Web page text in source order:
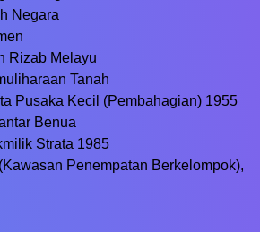
Negara
Rizab Melayu
Tanah
Pusaka Kecil (Pembahagian) 1955
Benua
Strata 1985
Penempatan Berkelompok),